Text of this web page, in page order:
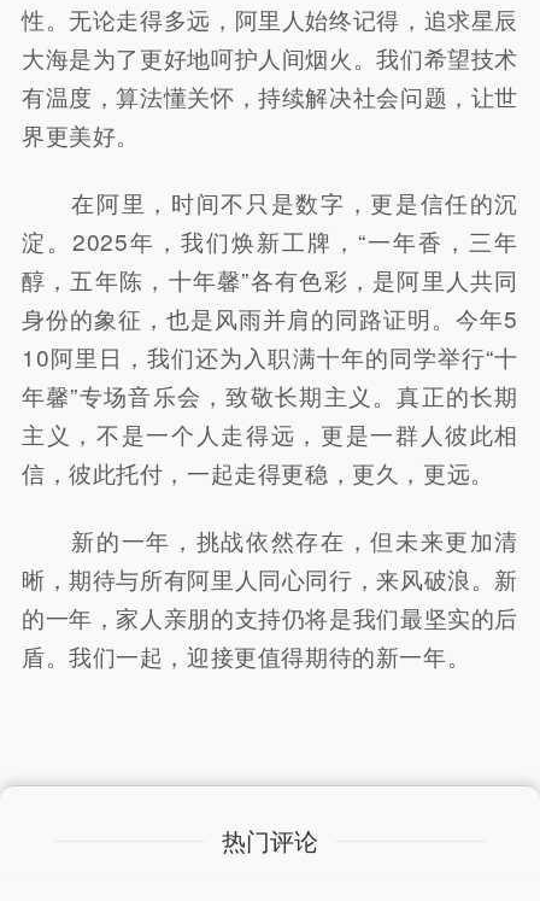
性。无论走得多远，阿里人始终记得，追求星辰
大海是为了更好地呵护人间烟火。我们希望技术
有温度，算法懂关怀，持续解决社会问题，让世
界更美好。
在阿里，时间不只是数字，更是信任的沉
淀。2025年，我们焕新工牌，“一年香，三年
醇，五年陈，十年馨”各有色彩，是阿里人共同
身份的象征，也是风雨并肩的同路证明。今年5
10阿里日，我们还为入职满十年的同学举行“十
年馨”专场音乐会，致敬长期主义。真正的长期
主义，不是一个人走得远，更是一群人彼此相
信，彼此托付，一起走得更稳，更久，更远。
新的一年，挑战依然存在，但未来更加清
晰，期待与所有阿里人同心同行，来风破浪。新
的一年，家人亲朋的支持仍将是我们最坚实的后
盾。我们一起，迎接更值得期待的新一年。
热门评论